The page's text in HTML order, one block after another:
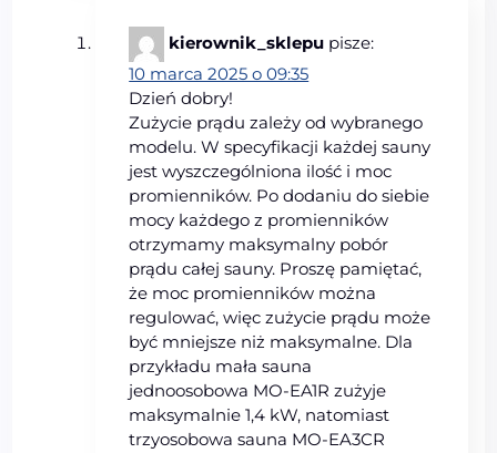
kierownik_sklepu pisze:
10 marca 2025 o 09:35
Dzień dobry!
Zużycie prądu zależy od wybranego
modelu. W specyfikacji każdej sauny
jest wyszczególniona ilość i moc
promienników. Po dodaniu do siebie
mocy każdego z promienników
otrzymamy maksymalny pobór
prądu całej sauny. Proszę pamiętać,
że moc promienników można
regulować, więc zużycie prądu może
być mniejsze niż maksymalne. Dla
przykładu mała sauna
jednoosobowa MO-EA1R zużyje
maksymalnie 1,4 kW, natomiast
trzyosobowa sauna MO-EA3CR